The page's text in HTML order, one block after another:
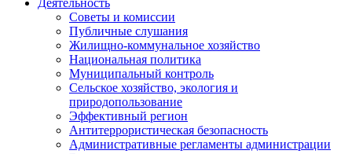
Деятельность
Советы и комиссии
Публичные слушания
Жилищно-коммунальное хозяйство
Национальная политика
Муниципальный контроль
Сельское хозяйство, экология и
природопользование
Эффективный регион
Антитеррористическая безопасность
Административные регламенты администрации